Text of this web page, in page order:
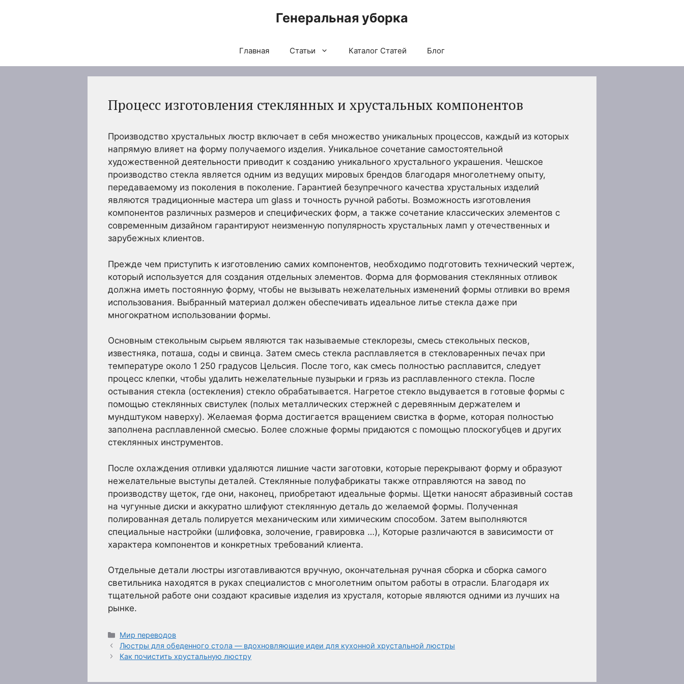
Генеральная уборка
Главная Статьи Каталог Статей Блог
Процесс изготовления стеклянных и хрустальных компонентов
Производство хрустальных люстр включает в себя множество уникальных процессов, каждый из которых
напрямую влияет на форму получаемого изделия. Уникальное сочетание самостоятельной
художественной деятельности приводит к созданию уникального хрустального украшения. Чешское
производство стекла является одним из ведущих мировых брендов благодаря многолетнему опыту,
передаваемому из поколения в поколение. Гарантией безупречного качества хрустальных изделий
являются традиционные мастера um glass и точность ручной работы. Возможность изготовления
компонентов различных размеров и специфических форм, а также сочетание классических элементов с
современным дизайном гарантируют неизменную популярность хрустальных ламп у отечественных и
зарубежных клиентов.
Прежде чем приступить к изготовлению самих компонентов, необходимо подготовить технический чертеж,
который используется для создания отдельных элементов. Форма для формования стеклянных отливок
должна иметь постоянную форму, чтобы не вызывать нежелательных изменений формы отливки во время
использования. Выбранный материал должен обеспечивать идеальное литье стекла даже при
многократном использовании формы.
Основным стекольным сырьем являются так называемые стеклорезы, смесь стекольных песков,
известняка, поташа, соды и свинца. Затем смесь стекла расплавляется в стекловаренных печах при
температуре около 1 250 градусов Цельсия. После того, как смесь полностью расплавится, следует
процесс клепки, чтобы удалить нежелательные пузырьки и грязь из расплавленного стекла. После
остывания стекла (остекления) стекло обрабатывается. Нагретое стекло выдувается в готовые формы с
помощью стеклянных свистулек (полых металлических стержней с деревянным держателем и
мундштуком наверху). Желаемая форма достигается вращением свистка в форме, которая полностью
заполнена расплавленной смесью. Более сложные формы придаются с помощью плоскогубцев и других
стеклянных инструментов.
После охлаждения отливки удаляются лишние части заготовки, которые перекрывают форму и образуют
нежелательные выступы деталей. Стеклянные полуфабрикаты также отправляются на завод по
производству щеток, где они, наконец, приобретают идеальные формы. Щетки наносят абразивный состав
на чугунные диски и аккуратно шлифуют стеклянную деталь до желаемой формы. Полученная
полированная деталь полируется механическим или химическим способом. Затем выполняются
специальные настройки (шлифовка, золочение, гравировка …), Которые различаются в зависимости от
характера компонентов и конкретных требований клиента.
Отдельные детали люстры изготавливаются вручную, окончательная ручная сборка и сборка самого
светильника находятся в руках специалистов с многолетним опытом работы в отрасли. Благодаря их
тщательной работе они создают красивые изделия из хрусталя, которые являются одними из лучших на
рынке.
Рубрики
Мир переводов
Люстры для обеденного стола — вдохновляющие идеи для кухонной хрустальной люстры
Как почистить хрустальную люстру